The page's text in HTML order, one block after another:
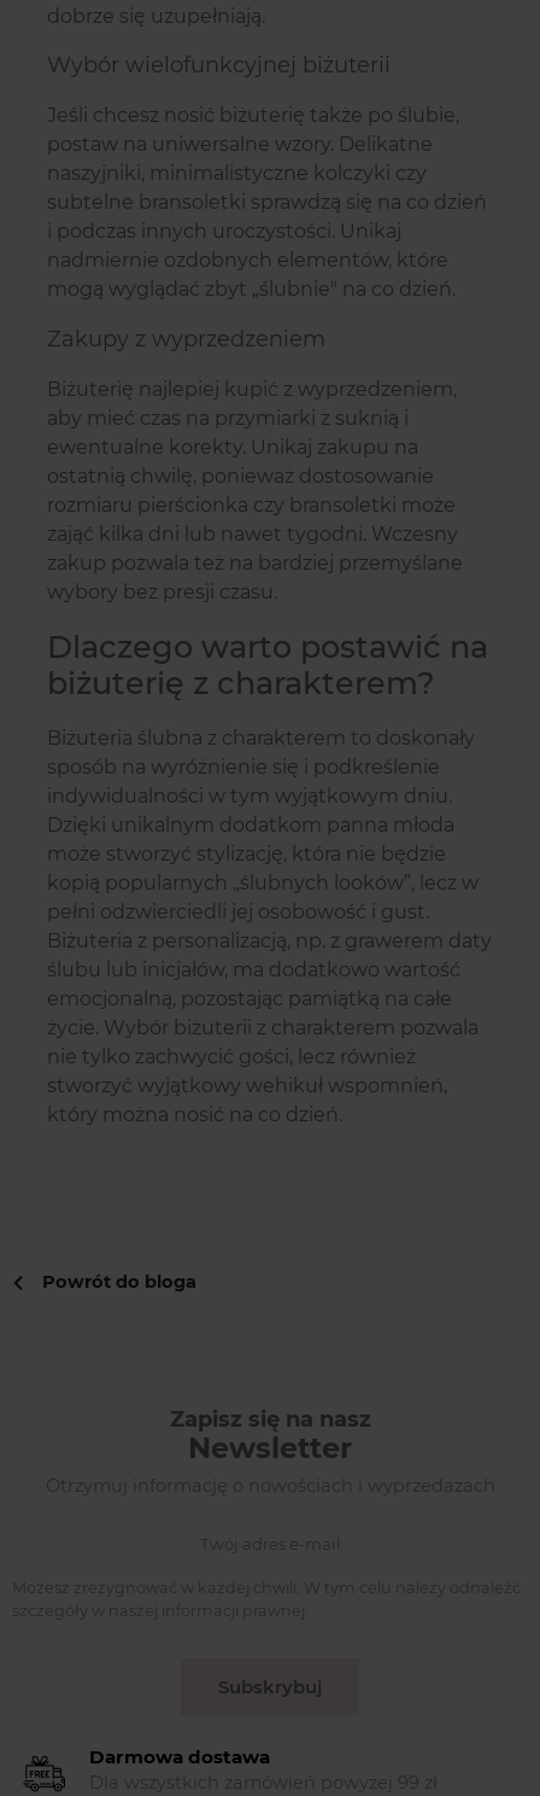
dobrze się uzupełniają.
Wybór wielofunkcyjnej biżuterii
Jeśli chcesz nosić biżuterię także po ślubie,
postaw na uniwersalne wzory. Delikatne
naszyjniki, minimalistyczne kolczyki czy
subtelne bransoletki sprawdzą się na co dzień
i podczas innych uroczystości. Unikaj
nadmiernie ozdobnych elementów, które
mogą wyglądać zbyt „ślubnie" na co dzień.
Zakupy z wyprzedzeniem
Biżuterię najlepiej kupić z wyprzedzeniem,
aby mieć czas na przymiarki z suknią i
ewentualne korekty. Unikaj zakupu na
ostatnią chwilę, ponieważ dostosowanie
rozmiaru pierścionka czy bransoletki może
zająć kilka dni lub nawet tygodni. Wczesny
zakup pozwala też na bardziej przemyślane
wybory bez presji czasu.
Dlaczego warto postawić na
biżuterię z charakterem?
Biżuteria ślubna z charakterem to doskonały
sposób na wyróżnienie się i podkreślenie
indywidualności w tym wyjątkowym dniu.
Dzięki unikalnym dodatkom panna młoda
może stworzyć stylizację, która nie będzie
kopią popularnych „ślubnych looków”, lecz w
pełni odzwierciedli jej osobowość i gust.
Biżuteria z personalizacją, np. z grawerem daty
ślubu lub inicjałów, ma dodatkowo wartość
emocjonalną, pozostając pamiątką na całe
życie. Wybór biżuterii z charakterem pozwala
nie tylko zachwycić gości, lecz również
stworzyć wyjątkowy wehikuł wspomnień,
który można nosić na co dzień.
Powrót do bloga
Zapisz się na nasz
Newsletter
Otrzymuj informację o nowościach i wyprzedażach
Możesz zrezygnować w każdej chwili. W tym celu należy odnaleźć
szczegóły w naszej informacji prawnej.
Subskrybuj
Darmowa dostawa
Dla wszystkich zamówień powyżej 99 zł